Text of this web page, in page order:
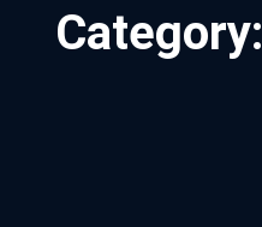
Category: